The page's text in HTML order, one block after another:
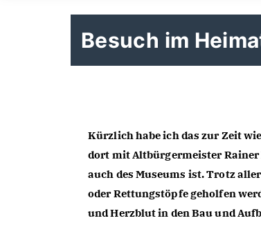
Besuch im
Kürzlich habe ich das zur Zeit
dort mit Altbürgermeister Rainer
auch des Museums ist. Trotz
oder Rettungstöpfe geholfen
und Herzblut in den Bau und